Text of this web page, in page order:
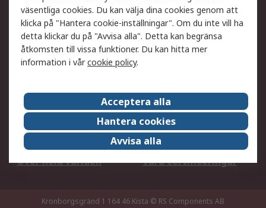
Få hjälp
Retur av varor
Leverans
Spåra din order
Begär en fakturakopi
Fördelar med RS-konto
Betalningsalternativ
Om RS
Försäljningsvillkor
Det juridiska
Press Centre
Jobba hos RS
ESG
Över hela världen
Våra certificeringar
Kronborgsgränd 1 164 46 Kista © RS Components AB
väsentliga cookies. Du kan välja dina cookies genom att
klicka på "Hantera cookie-inställningar". Om du inte vill ha
detta klickar du på "Avvisa alla". Detta kan begränsa
åtkomsten till vissa funktioner. Du kan hitta mer
information i vårcookie policy.
Acceptera alla
Hantera cookies
Avvisa alla